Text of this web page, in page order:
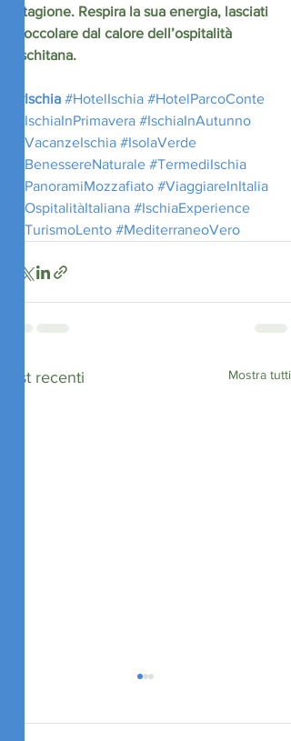
stagione. Respira la sua energia, lasciati
coccolare dal calore dell’ospitalità
ischitana.
#Ischia #HotelIschia #HotelParcoConte
#IschiaInPrimavera #IschiaInAutunno
#VacanzeIschia #IsolaVerde
#BenessereNaturale #TermediIschia
#PanoramiMozzafiato #ViaggiareInItalia
#OspitalitàItaliana #IschiaExperience
#TurismoLento #MediterraneoVero
Post recenti Mostra tutti